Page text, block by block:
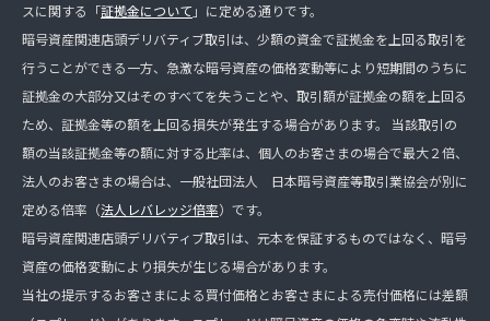
スに関する「証拠金について 」に定める通りです。
暗号資産関連店頭デリバティブ取引は、少額の資金で証拠金を上回る取引を
行うことができる一方、急激な暗号資産の価格変動等により短期間のうちに
証拠金の大部分又はそのすべてを失うことや、取引額が証拠金の額を上回る
ため、証拠金等の額を上回る損失が発生する場合があります。 当該取引の
額の当該証拠金等の額に対する比率は、個人のお客さまの場合で最大２倍、
法人のお客さまの場合は、一般社団法人 日本暗号資産等取引業協会が別に
定める倍率（法人レバレッジ倍率）です。
暗号資産関連店頭デリバティブ取引は、元本を保証するものではなく、暗号
資産の価格変動により損失が生じる場合があります。
当社の提示するお客さまによる買付価格とお客さまによる売付価格には差額